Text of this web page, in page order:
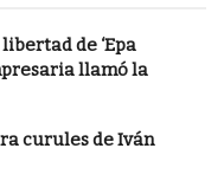
de ‘Epa
llamó la
curules de Iván